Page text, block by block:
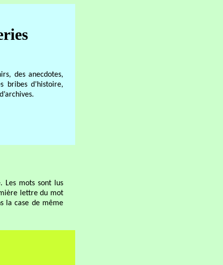
des anecdotes,
bribes d’histoire,
Les mots sont lus
lettre du mot
la case de même